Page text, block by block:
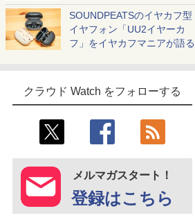
SOUNDPEATSのイヤカフ型
イヤフォン「UU2イヤーカ
フ」をイヤカフマニアが語る
クラウド Watch をフォローする
メルマガスタート！
登録はこちら